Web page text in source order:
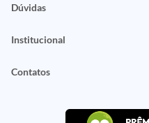
Dúvidas
Institucional
Contatos